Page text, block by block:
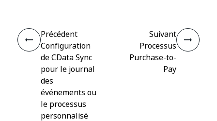
Précédent
Configuration
de CData Sync
pour le journal
des
événements ou
le processus
personnalisé
Suivant
Processus
Purchase-to-
Pay